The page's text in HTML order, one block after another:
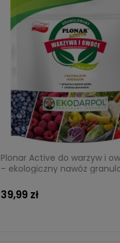
Proszek na mrówki Bros 1 kg
62,99 zł
Cena regularna: 69,99 zł
Plonar Active do warzyw i
– ekologiczny nawóz
39,99 zł